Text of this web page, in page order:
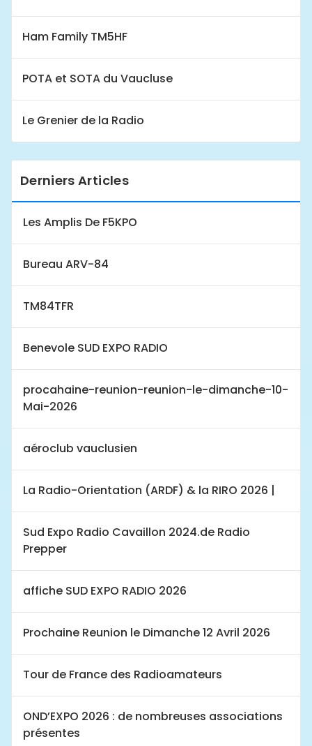
Ham Family TM5HF
POTA et SOTA du Vaucluse
Le Grenier de la Radio
Derniers Articles
Les Amplis De F5KPO
Bureau ARV-84
TM84TFR
Benevole SUD EXPO RADIO
procahaine-reunion-reunion-le-dimanche-10-
Mai-2026
aéroclub vauclusien
La Radio-Orientation (ARDF) & la RIRO 2026 |
Sud Expo Radio Cavaillon 2024.de Radio
Prepper
affiche SUD EXPO RADIO 2026
Prochaine Reunion le Dimanche 12 Avril 2026
Tour de France des Radioamateurs
OND’EXPO 2026 : de nombreuses associations
présentes